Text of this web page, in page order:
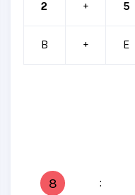
2 + 5
B + E
8 :